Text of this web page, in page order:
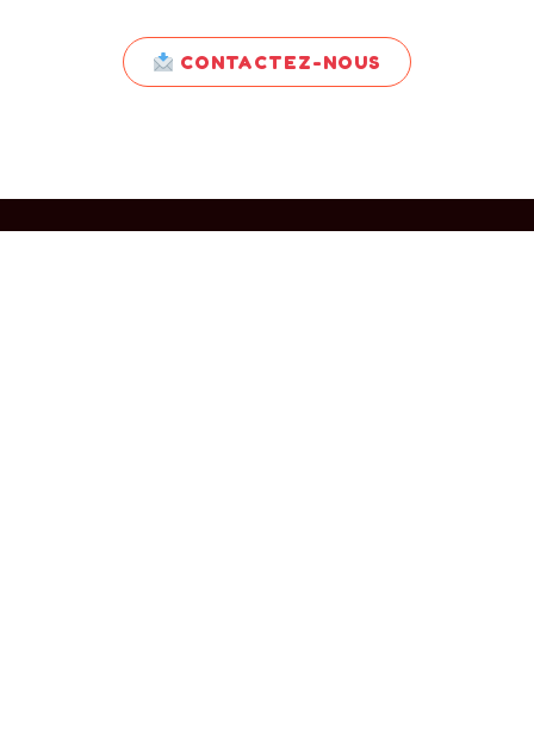
CONTACTEZ-NOUS